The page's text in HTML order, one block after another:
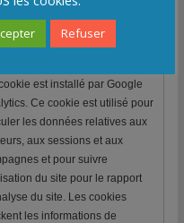
est installé par Google
Ce cookie est utilisé pour
les données relatives aux
aux sessions et aux
et pour suivre
du site pour le rapport
du site. Les cookies
les informations de
Refuser